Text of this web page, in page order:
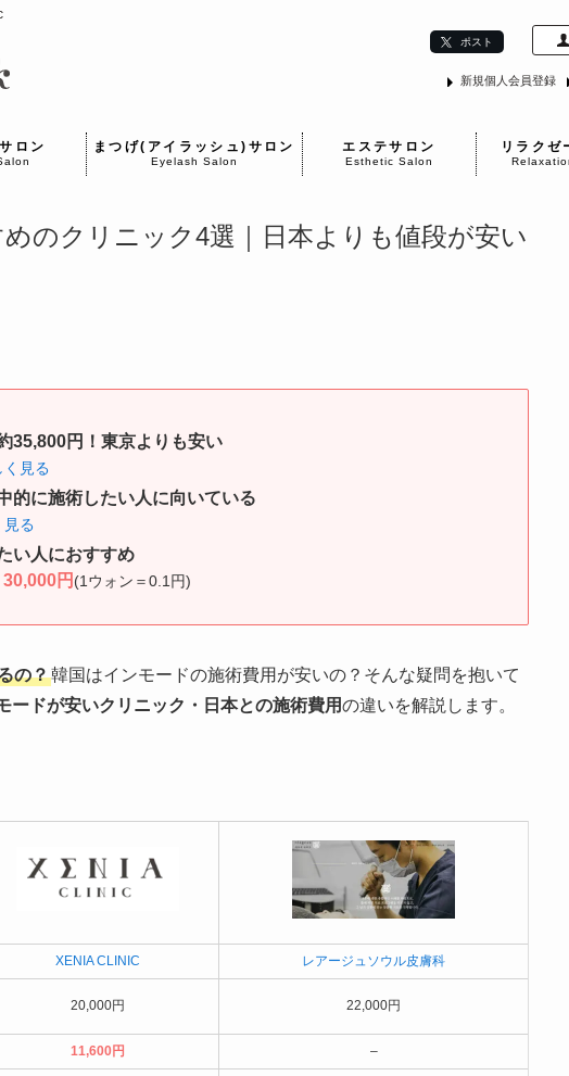
ポスト
新規個人会員登録
ロン まつげ(アイラッシュ)サロン
Eyelash Salon
エステサロン
Esthetic Salon
リラクゼ
のクリニック4選｜日本よりも値段が安い
35,800円！東京よりも安い
見る
的に施術したい人に向いている
見る
い人におすすめ
30,000円 (1ウォン＝0.1円)
の？韓国はインモードの施術費用が安いの？そんな疑問を抱いて
ードが安いクリニック・日本との施術費用の違いを解説します。
XENIA CLINIC レアージュソウル皮膚科
20,000円 22,000円
11,600円 –